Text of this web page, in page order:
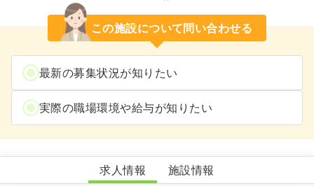
この施設について問い合わせる
最新の募集状況が知りたい
実際の職場環境や給与が知りたい
右京区地域介護予防推進センター
求人情報 施設情報